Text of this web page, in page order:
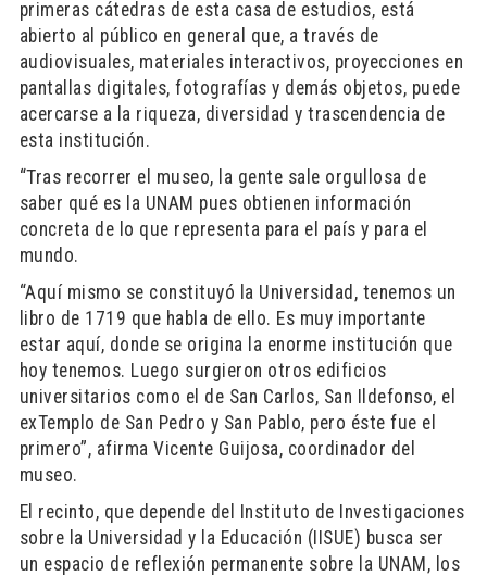
primeras cátedras de esta casa de estudios, está
abierto al público en general que, a través de
audiovisuales, materiales interactivos, proyecciones en
pantallas digitales, fotografías y demás objetos, puede
acercarse a la riqueza, diversidad y trascendencia de
esta institución.
“Tras recorrer el museo, la gente sale orgullosa de
saber qué es la UNAM pues obtienen información
concreta de lo que representa para el país y para el
mundo.
“Aquí mismo se constituyó la Universidad, tenemos un
libro de 1719 que habla de ello. Es muy importante
estar aquí, donde se origina la enorme institución que
hoy tenemos. Luego surgieron otros edificios
universitarios como el de San Carlos, San Ildefonso, el
exTemplo de San Pedro y San Pablo, pero éste fue el
primero”, afirma Vicente Guijosa, coordinador del
museo.
El recinto, que depende del Instituto de Investigaciones
sobre la Universidad y la Educación (IISUE) busca ser
un espacio de reflexión permanente sobre la UNAM, los